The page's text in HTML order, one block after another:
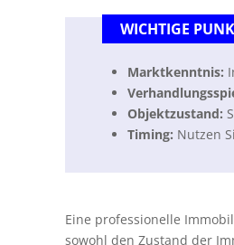
WICHTIGE
Marktkenntnis:
Objektzustand:
Timing: Nutzen
Eine professionelle
sowohl den Zustand der